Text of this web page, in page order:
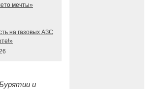
мечты»
на газовых АЗС
и